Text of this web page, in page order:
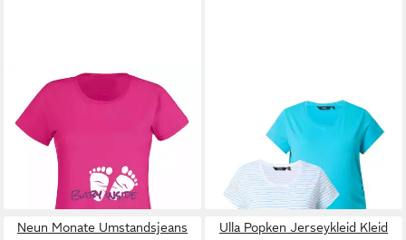
G-GRAPHICS
T-Shirt Baby
inside Slim-fit- Damen T-Shirt
mit Statement / Spruch als
Frontprint
14,95 €
Shirts 2er Pack Halbarm seitl.
Raffung Schwangerschaft
39,99 €
Neun Monate Umstandsjeans
Ulla Popken Jerseykleid Kleid